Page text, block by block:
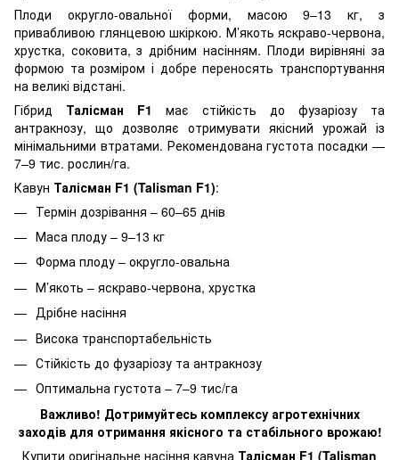
Плоди округло-овальної форми, масою 9–13 кг, з
привабливою глянцевою шкіркою. М’якоть яскраво-червона,
хрустка, соковита, з дрібним насінням. Плоди вирівняні за
формою та розміром і добре переносять транспортування
на великі відстані.
Гібрид Талісман F1
має стійкість до фузаріозу та
антракнозу, що дозволяє отримувати якісний урожай із
мінімальними втратами. Рекомендована густота посадки —
7–9 тис. рослин/га.
Кавун Талісман F1 (Talisman F1):
Термін дозрівання – 60–65 днів
Маса плоду – 9–13 кг
Форма плоду – округло-овальна
М’якоть – яскраво-червона, хрустка
Дрібне насіння
Висока транспортабельність
Стійкість до фузаріозу та антракнозу
Оптимальна густота – 7–9 тис/га
Важливо! Дотримуйтесь комплексу агротехнічних
заходів для отримання якісного та стабільного врожаю!
Купити оригінальне насіння кавуна Талісман F1 (Talisman